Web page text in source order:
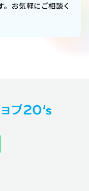
お気軽にご相談く